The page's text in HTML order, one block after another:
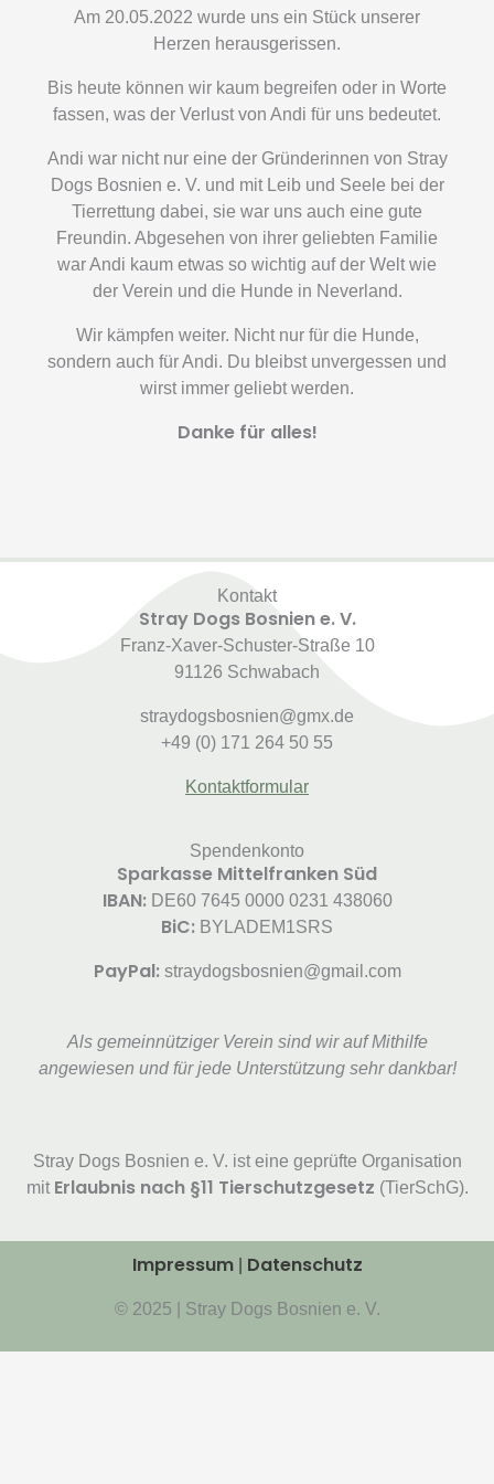
Am 20.05.2022 wurde uns ein Stück unserer
Herzen herausgerissen.
Bis heute können wir kaum begreifen oder in Worte
fassen, was der Verlust von Andi für uns bedeutet.
Andi war nicht nur eine der Gründerinnen von Stray
Dogs Bosnien e. V. und mit Leib und Seele bei der
Tierrettung dabei, sie war uns auch eine gute
Freundin. Abgesehen von ihrer geliebten Familie
war Andi kaum etwas so wichtig auf der Welt wie
der Verein und die Hunde in Neverland.
Wir kämpfen weiter. Nicht nur für die Hunde,
sondern auch für Andi. Du bleibst unvergessen und
wirst immer geliebt werden.
Danke für alles!
Kontakt
Stray Dogs Bosnien e. V.
Franz-Xaver-Schuster-Straße 10
91126 Schwabach
straydogsbosnien@gmx.de
+49 (0) 171 264 50 55
Kontaktformular
Spendenkonto
Sparkasse Mittelfranken Süd
IBAN: DE60 7645 0000 0231 438060
BiC: BYLADEM1SRS
PayPal:straydogsbosnien@gmail.com
Als gemeinnütziger Verein sind wir auf Mithilfe
angewiesen und für jede Unterstützung sehr dankbar!
Stray Dogs Bosnien e. V. ist eine geprüfte Organisation
mit Erlaubnis nach §11 Tierschutzgesetz (TierSchG).
Impressum Datenschutz
© 2025 | Stray Dogs Bosnien e. V.